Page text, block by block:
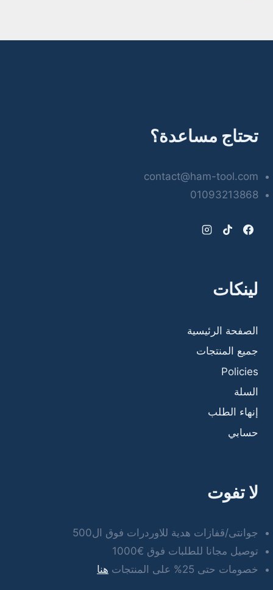
تحتاج مساعدة؟
contact@ham-tool.com
01093213868
لينكات
الصفحة الرئيسية
جميع المنتجات
Policies
السلة
إنهاء الطلب
حسابي
لا تفوت
جوانتى/قفازات هدية للاوردرات فوق ال500
توصيل مجانا للطلبات فوق €1000
خصومات حتى 25% على المنتجات
هنا